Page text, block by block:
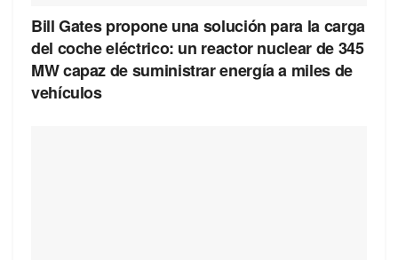
Bill Gates propone una solución para la carga
del coche eléctrico: un reactor nuclear de 345
MW capaz de suministrar energía a miles de
vehículos